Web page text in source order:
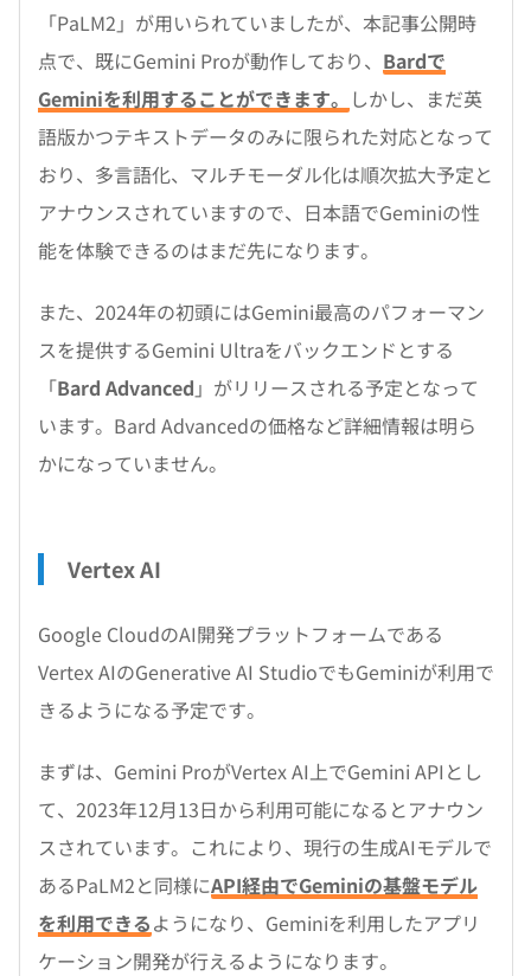
「PaLM2」が用いられていましたが、本記事公開時
点で、既にGemini Proが動作しており、 Bardで
Geminiを利用することができます。 しかし、まだ英
語版かつテキストデータのみに限られた対応となって
おり、多言語化、マルチモーダル化は順次拡大予定と
アナウンスされていますので、日本語でGeminiの性
能を体験できるのはまだ先になります。
また、2024年の初頭にはGemini最高のパフォーマン
スを提供するGemini Ultraをバックエンドとする
「Bard Advanced 」がリリースされる予定となって
います。Bard Advancedの価格など詳細情報は明ら
かになっていません。
Vertex AI
Google CloudのAI開発プラットフォームである
Vertex AIのGenerative AI StudioでもGeminiが利用で
きるようになる予定です。
まずは、Gemini ProがVertex AI上でGemini APIとし
て、2023年12月13日から利用可能になるとアナウン
スされています。これにより、現行の生成AIモデルで
あるPaLM2と同様にAPI経由でGeminiの基盤モデル
を利用できるようになり、Geminiを利用したアプリ
ケーション開発が行えるようになります。